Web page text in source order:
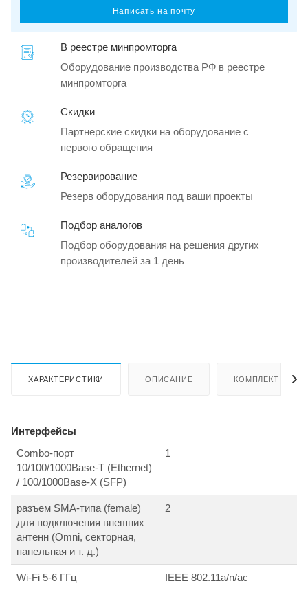
Написать на почту
В реестре минпромторга
Оборудование производства РФ в реестре
минпромторга
Скидки
Партнерские скидки на оборудование с
первого обращения
Резервирование
Резерв оборудования под ваши проекты
Подбор аналогов
Подбор оборудования на решения других
производителей за 1 день
ХАРАКТЕРИСТИКИ ОПИСАНИЕ КОМПЛЕКТ
Интерфейсы
Combo-порт
10/100/1000Base-T (Ethernet)
/ 100/1000Base-X (SFP)
1
разъем SMA-типа (female)
для подключения внешних
антенн (Omni, секторная,
панельная и т. д.)
2
Wi-Fi 5-6 ГГц IEEE 802.11a/n/ac